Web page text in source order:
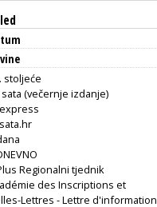
stoljeće
sata (večernje izdanje)
Regionalni tjednik
des Inscriptions et
Lettres - Lettre d'information